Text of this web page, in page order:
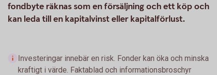
fondbyte räknas som en försäljning och ett köp och
kan leda till en kapitalvinst eller kapitalförlust.
Investeringar innebär en risk. Fonder kan öka och minska
kraftigt i värde. Faktablad och informationsbroschyr